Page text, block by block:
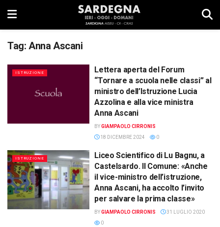
Tag: Anna Ascani
ISTRUZIONE
Lettera aperta del Forum
“Tornare a scuola nelle classi” al
ministro dell’Istruzione Lucia
Azzolina e alla vice ministra
Anna Ascani
BYGIAMPAOLO CIRRONIS
18 DICEMBRE 2024
0
ISTRUZIONE
Liceo Scientifico di Lu Bagnu, a
Castelsardo. Il Comune: «Anche
il vice-ministro dell’istruzione,
Anna Ascani, ha accolto l’invito
per salvare la prima classe»
BYGIAMPAOLO CIRRONIS
31 LUGLIO 2020
0